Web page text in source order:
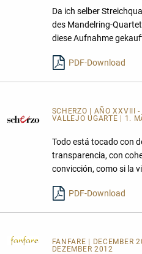
Da ich selber
des Mandelring-
diese Aufnahme
PDF-Download
SCHERZO | AÑO XXVIII
VALLEJO UGARTE | 1.
Todo está tocado con
transparencia, con
convicción, como si la
PDF-Download
FANFARE
| DECEMBER
DEZEMBER 2012